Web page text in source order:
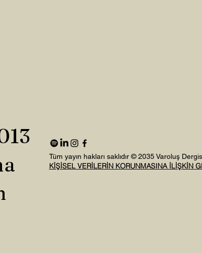
Tüm yayın hakları saklıdır © 2035 Varoluş
KİŞİSEL VERİLERİN KORUNMASINA İLİŞKİN